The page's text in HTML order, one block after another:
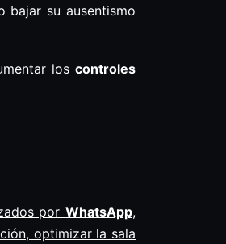
bajar su ausentismo
los controles
porWhatsApp,
optimizar la sala